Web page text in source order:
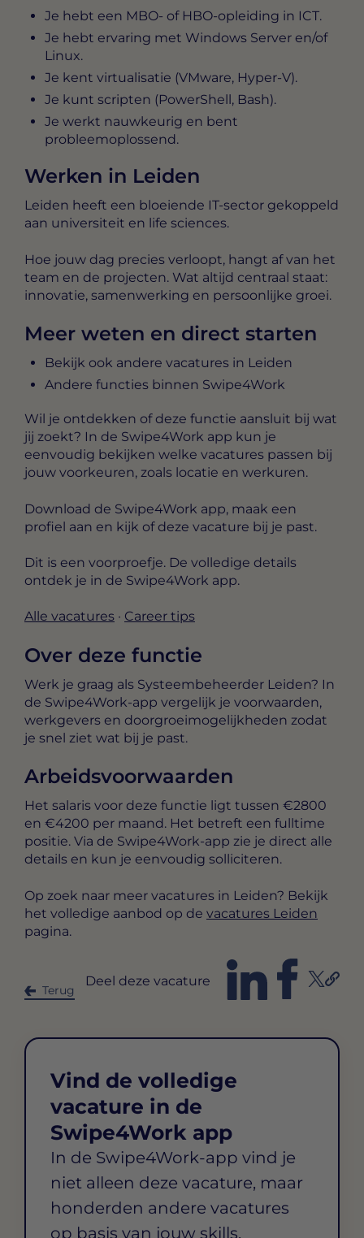
Je hebt een MBO- of HBO-opleiding in ICT.
Je hebt ervaring met Windows Server en/of
Linux.
Je kent virtualisatie (VMware, Hyper-V).
Je kunt scripten (PowerShell, Bash).
Je werkt nauwkeurig en bent
probleemoplossend.
Werken in Leiden
Leiden heeft een bloeiende IT-sector gekoppeld
aan universiteit en life sciences.
Hoe jouw dag precies verloopt, hangt af van het
team en de projecten. Wat altijd centraal staat:
innovatie, samenwerking en persoonlijke groei.
Meer weten en direct starten
Bekijk ook andere vacatures in Leiden
Andere functies binnen Swipe4Work
Wil je ontdekken of deze functie aansluit bij wat
jij zoekt? In de Swipe4Work app kun je
eenvoudig bekijken welke vacatures passen bij
jouw voorkeuren, zoals locatie en werkuren.
Download de Swipe4Work app, maak een
profiel aan en kijk of deze vacature bij je past.
Dit is een voorproefje. De volledige details
ontdek je in de Swipe4Work app.
Alle vacatures · Career tips
Over deze functie
Werk je graag als Systeembeheerder Leiden? In
de Swipe4Work-app vergelijk je voorwaarden,
werkgevers en doorgroeimogelijkheden zodat
je snel ziet wat bij je past.
Arbeidsvoorwaarden
Het salaris voor deze functie ligt tussen €2800
en €4200 per maand. Het betreft een fulltime
positie. Via de Swipe4Work-app zie je direct alle
details en kun je eenvoudig solliciteren.
Op zoek naar meer vacatures in Leiden? Bekijk
het volledige aanbod op de vacatures Leiden
pagina.
Terug
Deel deze vacature
Vind de volledige
vacature in de
Swipe4Work app
In de Swipe4Work-app vind je
niet alleen deze vacature, maar
honderden andere vacatures
op basis van jouw skills,